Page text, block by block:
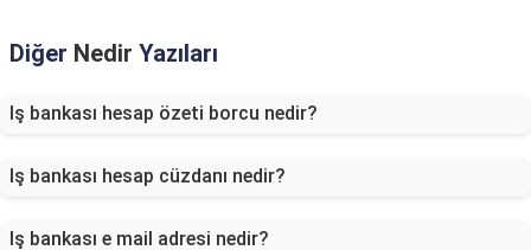
Diğer Nedir Yazıları
Iş bankası hesap özeti borcu nedir?
Iş bankası hesap cüzdanı nedir?
Iş bankası e mail adresi nedir?